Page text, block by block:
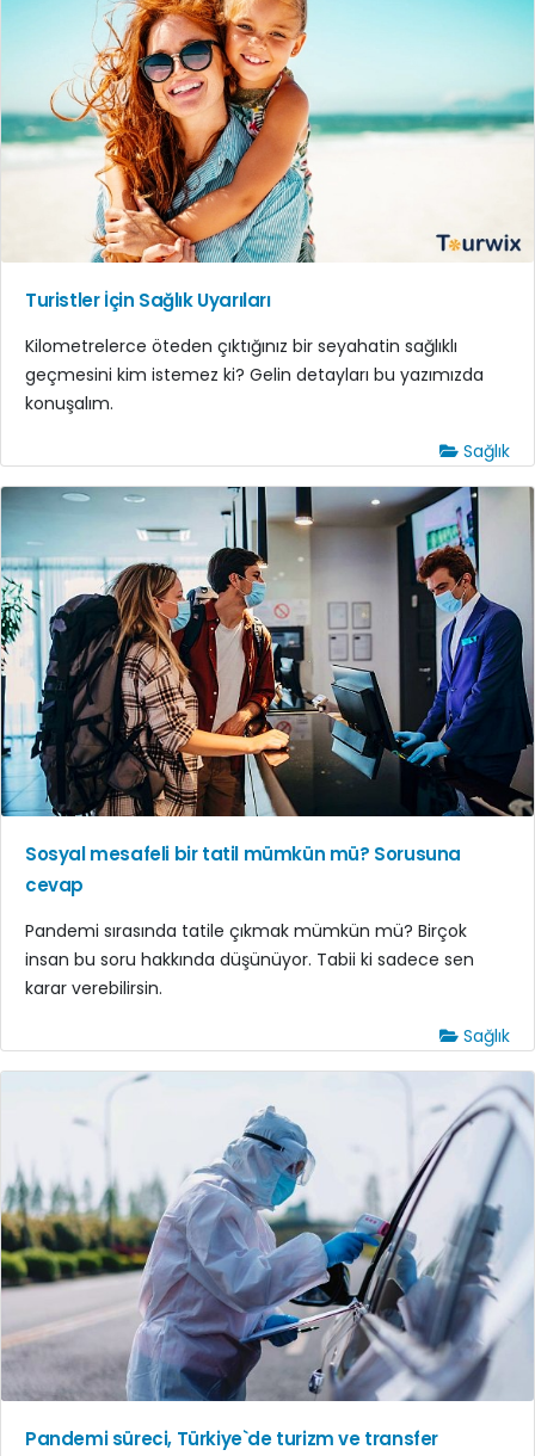
Turistler İçin Sağlık Uyarıları
Kilometrelerce öteden çıktığınız bir seyahatin sağlıklı
geçmesini kim istemez ki? Gelin detayları bu yazımızda
konuşalım.
Sağlık
Sosyal mesafeli bir tatil mümkün mü? Sorusuna
cevap
Pandemi sırasında tatile çıkmak mümkün mü? Birçok
insan bu soru hakkında düşünüyor. Tabii ki sadece sen
karar verebilirsin.
Sağlık
Pandemi süreci, Türkiye`de turizm ve transfer